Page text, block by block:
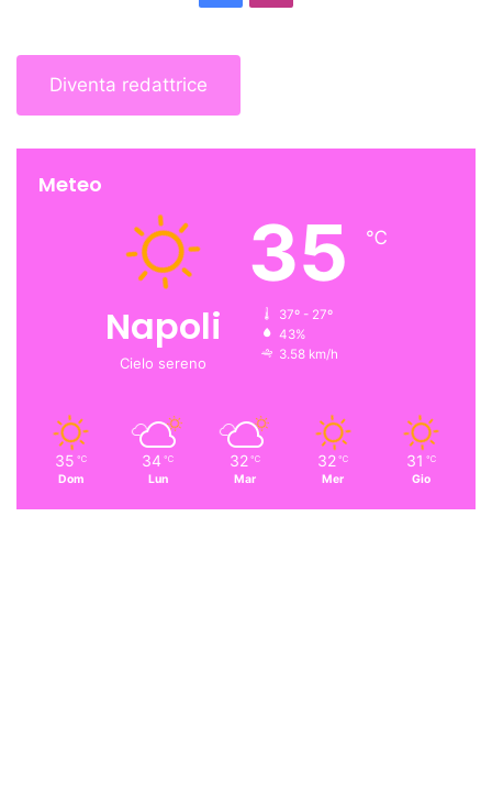
Diventa redattrice
Meteo
Napoli
Cielo sereno
35 ℃
37º - 27º
43%
3.58 km/h
35 ℃
Dom
34 ℃
Lun
32 ℃
Mar
32 ℃
Mer
31 ℃
Gio